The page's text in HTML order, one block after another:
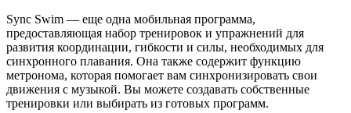
Sync Swim — еще одна мобильная программа,
предоставляющая набор тренировок и упражнений для
развития координации, гибкости и силы, необходимых для
синхронного плавания. Она также содержит функцию
метронома, которая помогает вам синхронизировать свои
движения с музыкой. Вы можете создавать собственные
тренировки или выбирать из готовых программ.